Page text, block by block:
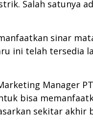
Salah satunya
sinar
ini telah tersedia
Manager
bisa
sekitar akhir